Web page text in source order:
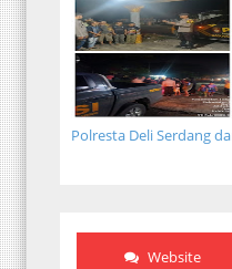
Polresta Deli Serdang
Website